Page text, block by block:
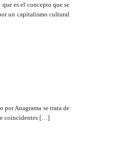
es el concepto que se
un capitalismo cultural
Anagrama se trata de
coincidentes […]